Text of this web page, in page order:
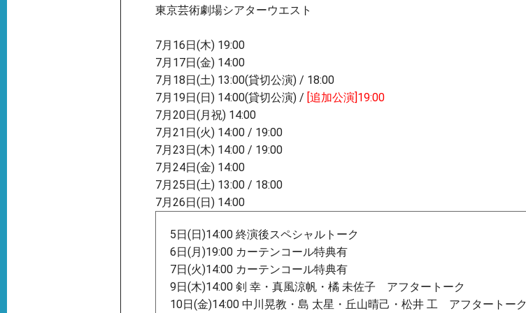
東京芸術劇場シアターウエスト
7月16日(木) 19:00
7月17日(金) 14:00
7月18日(土) 13:00(貸切公演) / 18:00
7月19日(日) 14:00(貸切公演) / [追加公演]19:00
7月20日(月祝) 14:00
7月21日(火) 14:00 / 19:00
7月23日(木) 14:00 / 19:00
7月24日(金) 14:00
7月25日(土) 13:00 / 18:00
7月26日(日) 14:00
5日(日)14:00 終演後スペシャルトーク
6日(月)19:00 カーテンコール特典有
7日(火)14:00 カーテンコール特典有
9日(木)14:00 剣 幸・真風涼帆・橘 未佐子 アフタートーク
10日(金)14:00 中川晃教・島 太星・丘山晴己・松井 工 アフタートーク